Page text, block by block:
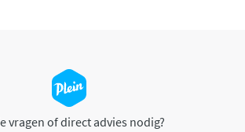
vragen of direct advies nodig?